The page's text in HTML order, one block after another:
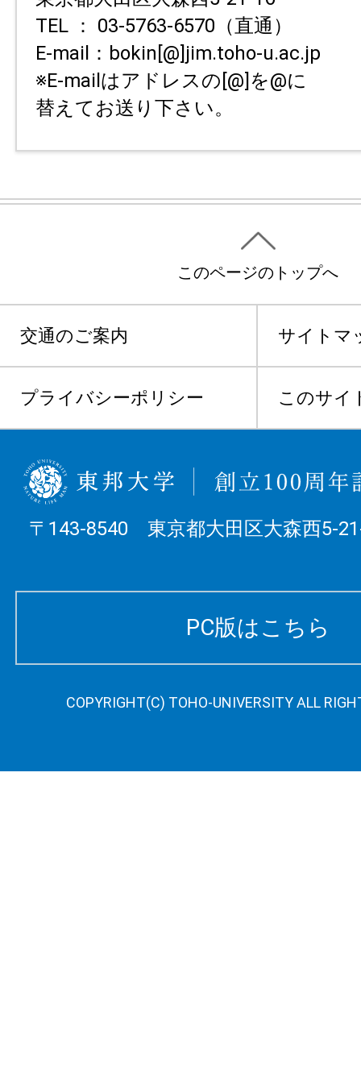
TEL ： 03-5763-6570（直通）
E-mail：bokin[@]jim.toho-u.ac.jp
※E-mailはアドレスの[@]を@に
替えてお送り下さい。
このページのトップへ
交通のご案内 サイトマ
プライバシーポリシー このサイ
〒143-8540 東京都大田区大森西5-
PC版はこちら
COPYRIGHT(C) TOHO-UNIVERSITY ALL